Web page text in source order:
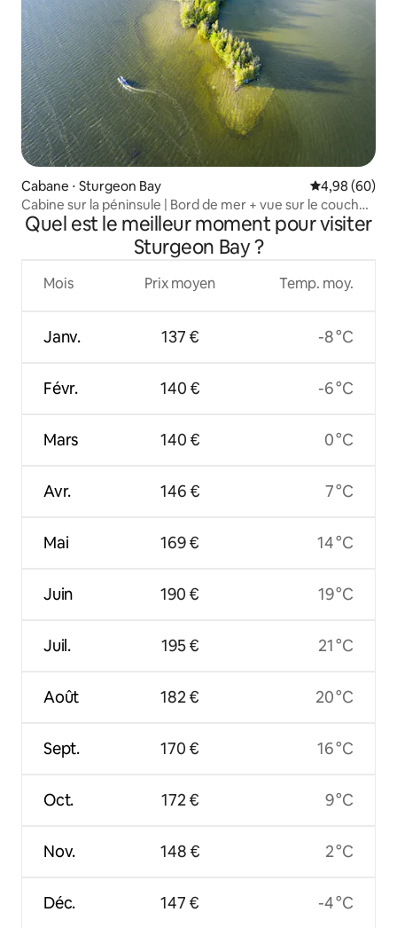
Cabane ⋅ Sturgeon Bay Évaluation
4,98 (60)
Cabine sur la péninsule | Bord de mer + vue sur le coucher
du soleil
Quel est le meilleur moment pour visiter
Sturgeon Bay ?
Mois
Janv.
Févr.
Mars
Avr.
Mai
Juin
Juil.
Août
Sept.
Oct.
Nov.
Déc.
Prix moyen
137 €
140 €
140 €
146 €
169 €
190 €
195 €
182 €
170 €
172 €
148 €
147 €
Temp. moy.
-8 °C
-6 °C
0 °C
7 °C
14 °C
19 °C
21 °C
20 °C
16 °C
9 °C
2 °C
-4 °C